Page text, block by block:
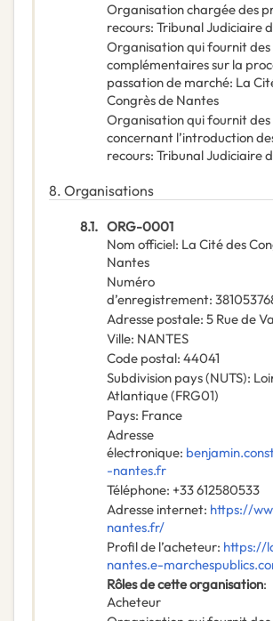
Organisation chargée des
recours: Tribunal Judiciaire
Organisation qui fournit
complémentaires sur la
passation de marché: La
Congrès de Nantes
Organisation qui fournit des
concernant l’introduction
recours: Tribunal Judiciaire
8. Organisations
8.1. ORG-0001
Nom officiel: La Cité des
Nantes
Numéro
d’enregistrement:
Adresse postale: 5 Rue de
Ville: NANTES
Code postal: 44041
Subdivision pays (NUTS):
Atlantique(FRG01)
Pays: France
Adresse
électronique:
-nantes.fr
Téléphone: +33 612580533
Adresse internet: https://
nantes.fr/
Profil de l’acheteur: https://
nantes.e-
Rôles de cette organisation:
Acheteur